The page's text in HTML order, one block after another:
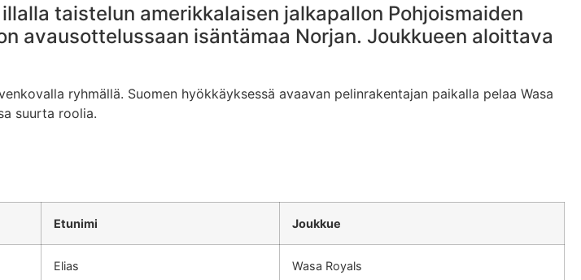
taistelun amerikkalaisen jalkapallon Pohjoismaiden
avausottelussaan isäntämaa Norjan. Joukkueen aloittava
ryhmällä. Suomen hyökkäyksessä avaavan pelinrakentajan paikalla pelaa Wasa
suurta roolia.
Etunimi Joukkue
Elias Wasa Royals